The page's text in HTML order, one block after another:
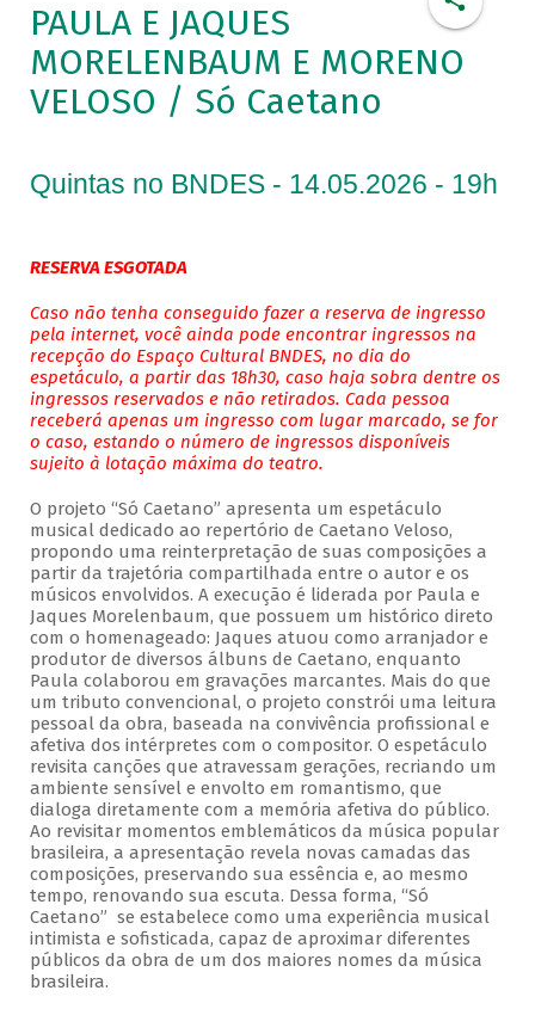
PAULA E JAQUES
MORELENBAUM E MORENO
VELOSO / Só Caetano
Quintas no BNDES - 14.05.2026 - 19h
RESERVA ESGOTADA
Caso não tenha conseguido fazer a reserva de ingresso
pela internet, você ainda pode encontrar ingressos na
recepção do Espaço Cultural BNDES, no dia do
espetáculo, a partir das 18h30, caso haja sobra dentre os
ingressos reservados e não retirados. Cada pessoa
receberá apenas um ingresso com lugar marcado, se for
o caso, estando o número de ingressos disponíveis
sujeito à lotação máxima do teatro.
O projeto “Só Caetano” apresenta um espetáculo
musical dedicado ao repertório de Caetano Veloso,
propondo uma reinterpretação de suas composições a
partir da trajetória compartilhada entre o autor e os
músicos envolvidos. A execução é liderada por Paula e
Jaques Morelenbaum, que possuem um histórico direto
com o homenageado: Jaques atuou como arranjador e
produtor de diversos álbuns de Caetano, enquanto
Paula colaborou em gravações marcantes. Mais do que
um tributo convencional, o projeto constrói uma leitura
pessoal da obra, baseada na convivência profissional e
afetiva dos intérpretes com o compositor. O espetáculo
revisita canções que atravessam gerações, recriando um
ambiente sensível e envolto em romantismo, que
dialoga diretamente com a memória afetiva do público.
Ao revisitar momentos emblemáticos da música popular
brasileira, a apresentação revela novas camadas das
composições, preservando sua essência e, ao mesmo
tempo, renovando sua escuta. Dessa forma, “Só
Caetano” se estabelece como uma experiência musical
intimista e sofisticada, capaz de aproximar diferentes
públicos da obra de um dos maiores nomes da música
brasileira.